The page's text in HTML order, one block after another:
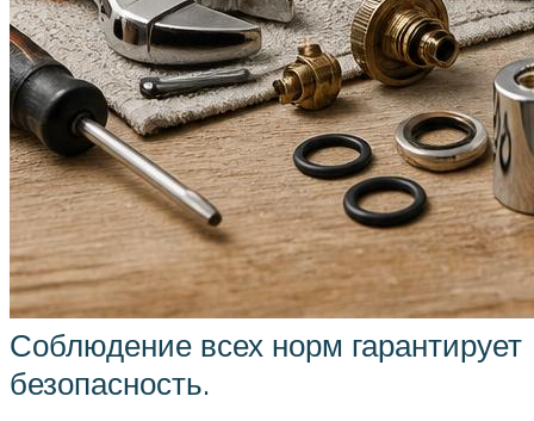
Соблюдение всех норм гарантирует
безопасность.